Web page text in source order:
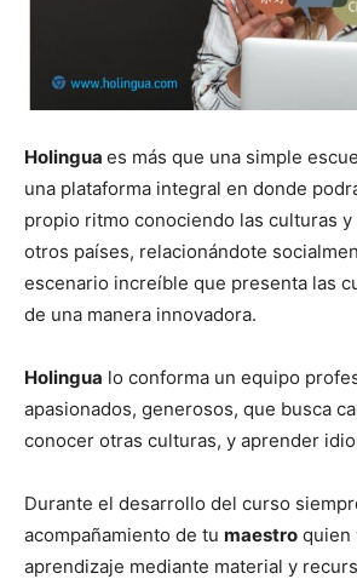
Holingua es más que una simple
una plataforma integral en donde
propio ritmo conociendo las culturas
otros países, relacionándote
escenario increíble que presenta las
de una manera innovadora.
Holingua lo conforma un equipo
apasionados, generosos, que busca
conocer otras culturas, y aprender
Durante el desarrollo del curso
acompañamiento de tu maestro quien
aprendizaje mediante material y